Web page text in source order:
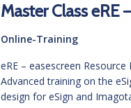
Master Class eRE
Online-Training
eRE – easescreen
Advanced training on the
design for eSign and